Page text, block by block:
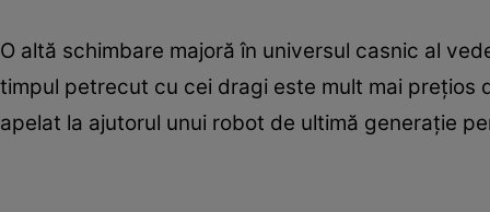
O altă schimbare majoră în universul casnic al
timpul petrecut cu cei dragi este mult mai
apelat la ajutorul unui robot de ultimă generație